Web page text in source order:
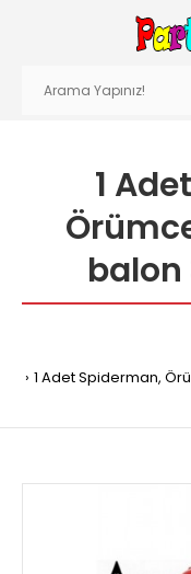
1
1 Adet Spiderman,